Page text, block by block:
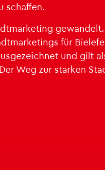
schaf­fen.
für
und gilt
Weg zur star­ken